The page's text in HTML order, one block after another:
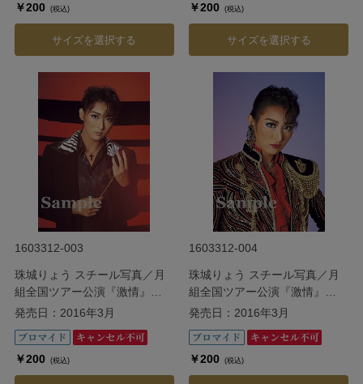
￥200 (税込)
サイズを選択する
￥200 (税込)
サイズを選択する
1603312-003
珠城りょう スチール写真／月
組全国ツアー公演『激情』
『Apasionado（アパショナー
発売日：2016年3月
￥200 (税込)
1603312-004
珠城りょう スチール写真／月
組全国ツアー公演『激情』
『Apasionado（アパショナー
発売日：2016年3月
￥200 (税込)